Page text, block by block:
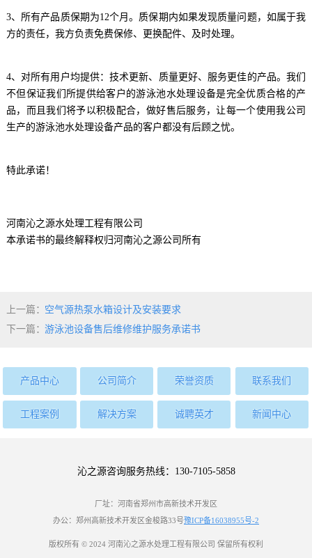
3、所有产品质保期为12个月。质保期内如果发现质量问题，如属于我
方的责任，我方负责免费保修、更换配件、及时处理。
4、对所有用户均提供：技术更新、质量更好、服务更佳的产品。我们
不但保证我们所提供给客户的游泳池水处理设备是完全优质合格的产
品，而且我们将予以积极配合，做好售后服务，让每一个使用我公司
生产的游泳池水处理设备产品的客户都没有后顾之忧。
特此承诺！
河南沁之源水处理工程有限公司
本承诺书的最终解释权归河南沁之源公司所有
上一篇： 空气源热泵水箱设计及安装要求
下一篇：游泳池设备售后维修维护服务承诺书
产品中心 公司简介 荣誉资质 联系我们
工程案例 解决方案 诚聘英才 新闻中心
沁之源咨询服务热线：130-7105-5858
厂址：河南省郑州市高新技术开发区
办公：郑州高新技术开发区金梭路33号豫ICP备16038955号-2
版权所有 © 2024 河南沁之源水处理工程有限公司 保留所有权利